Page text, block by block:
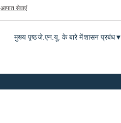
आपात सेवाएं
Main menu
मुख्य पृष्ठजे.एन.यू. के बारे मेंशासन प्रबंध▼